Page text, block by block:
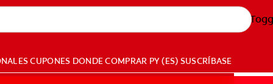
CUPONES DONDE COMPRAR PY (ES) SUSCRÍBASE